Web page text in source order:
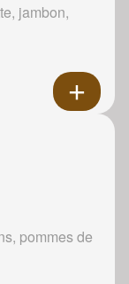
jambon,
pommes de